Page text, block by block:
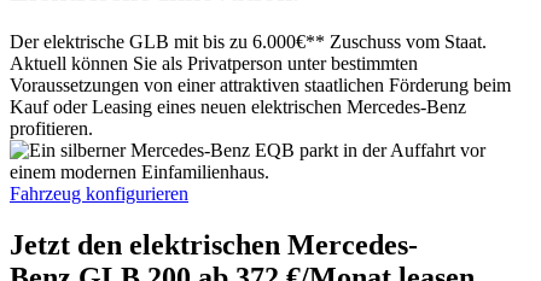
Der elektrische GLB mit bis zu 6.000€** Zuschuss vom Staat.
Aktuell können Sie als Privatperson unter bestimmten
Voraussetzungen von einer attraktiven staatlichen Förderung beim
Kauf oder Leasing eines neuen elektrischen Mercedes-Benz
profitieren.
Fahrzeug konfigurieren
Jetzt den elektrischen Mercedes-